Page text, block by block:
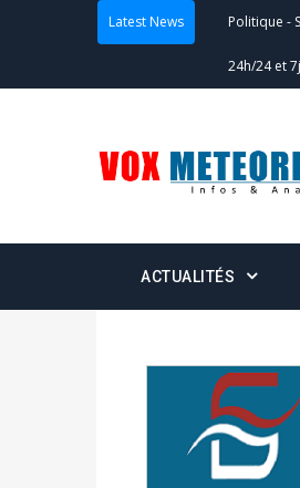
Latest News
24h/24 et
-
Actualités
des votes)
Politique
du 16 au
ACTUALITÉS